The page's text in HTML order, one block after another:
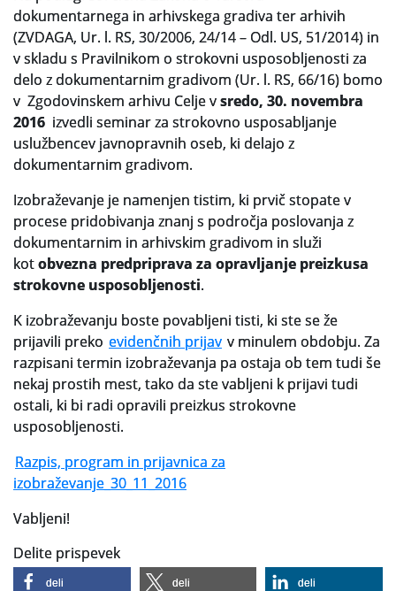
Strokovna usposabljanja za uslužbence
Gradivo
Register ustvarjalcev
Arhivske škatle
Slovenski elektronski arhiv
Anonimka
Publikacije
dokumentarnega in arhivskega gradiva ter arhivih
(ZVDAGA, Ur. l. RS, 30/2006, 24/14 – Odl. US, 51/2014) in
v skladu s Pravilnikom o strokovni usposobljenosti za
delo z dokumentarnim gradivom (Ur. l. RS, 66/16) bomo
v Zgodovinskem arhivu Celje vsredo, 30. novembra
2016 izvedli seminar za strokovno usposabljanje
uslužbencev javnopravnih oseb, ki delajo z
dokumentarnim gradivom.
Izobraževanje je namenjen tistim, ki prvič stopate v
procese pridobivanja znanj s področja poslovanja z
dokumentarnim in arhivskim gradivom in služi
kotobvezna predpriprava za opravljanje preizkusa
strokovne usposobljenosti.
K izobraževanju boste povabljeni tisti, ki ste se že
prijavili preko evidenčnih prijav v minulem obdobju. Za
razpisani termin izobraževanja pa ostaja ob tem tudi še
nekaj prostih mest, tako da ste vabljeni k prijavi tudi
ostali, ki bi radi opravili preizkus strokovne
usposobljenosti.
Razpis, program in prijavnica za
izobraževanje_30_11_2016
Vabljeni!
Delite prispevek
deli deli deli